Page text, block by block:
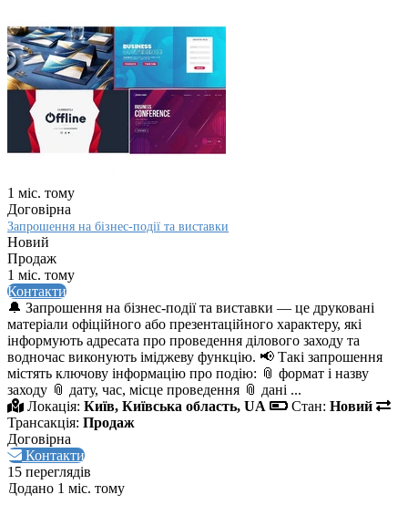
1 міс. тому
Договірна
Запрошення на бізнес‑події та виставки
Новий
Продаж
1 міс. тому
Контакти
🔔 Запрошення на бізнес-події та виставки — це друковані
матеріали офіційного або презентаційного характеру, які
інформують адресата про проведення ділового заходу та
водночас виконують іміджеву функцію. 📢 Такі запрошення
містять ключову інформацію про подію: 📎 формат і назву
заходу 📎 дату, час, місце проведення 📎 дані ...
Локація: Київ, Київська область, UA Стан: Новий
Трансакція: Продаж
Договірна
Контакти
15 переглядів
Додано 1 міс. тому